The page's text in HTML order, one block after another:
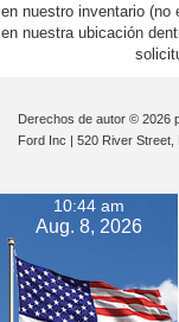
en nuestro inventario (no
en nuestra ubicación
Derechos de autor © 2026
Ford Inc | 520 River Street,
10:44 am
Aug. 8, 2026